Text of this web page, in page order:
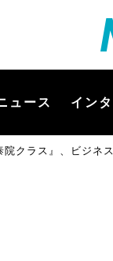
ュース イン
クラス』、ビジネ